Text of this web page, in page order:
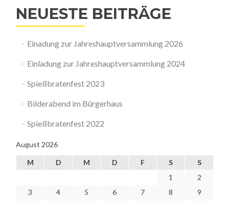
NEUESTE BEITRÄGE
Einadung zur Jahreshauptversammlung 2026
Einladung zur Jahreshauptversammlung 2024
Spießbratenfest 2023
Bilderabend im Bürgerhaus
Spießbratenfest 2022
August 2026
M D M D F S
S
1
2
3
4 5 6 7 8
9